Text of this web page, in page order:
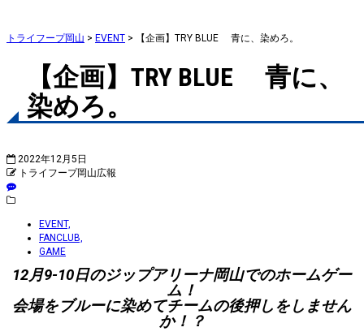
トライフープ岡山 > EVENT > 【企画】TRY BLUE 青に、染めろ。
【企画】TRY BLUE 青に、
染めろ。
2022年12月5日
トライフープ岡山広報
EVENT,
FANCLUB,
GAME
12月9-10日のジップアリーナ岡山でのホームゲー
ム！
会場をブルーに染めてチームの後押しをしません
か！？